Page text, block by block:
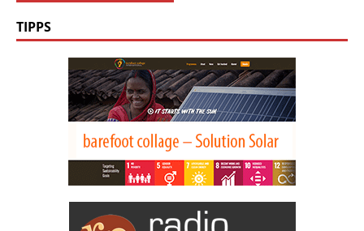
TIPPS